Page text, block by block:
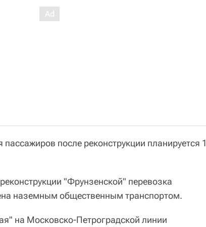
после реконструкции планируется 1
"Фрунзенской" перевозка
наземным общественным транспортом.
на Московско-Петроградской линии